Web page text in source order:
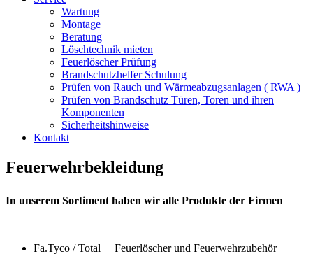
Wartung
Montage
Beratung
Löschtechnik mieten
Feuerlöscher Prüfung
Brandschutzhelfer Schulung
Prüfen von Rauch und Wärmeabzugsanlagen ( RWA )
Prüfen von Brandschutz Türen, Toren und ihren
Komponenten
Sicherheitshinweise
Kontakt
Feuerwehrbekleidung
In unserem Sortiment haben wir alle Produkte der Firmen
Fa.Tyco / Total Feuerlöscher und Feuerwehrzubehör